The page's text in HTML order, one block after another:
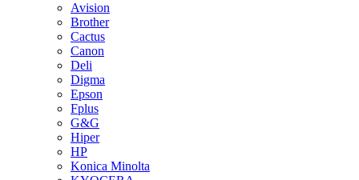
Avision
Brother
Cactus
Canon
Deli
Digma
Epson
Fplus
G&G
Hiper
HP
Konica Minolta